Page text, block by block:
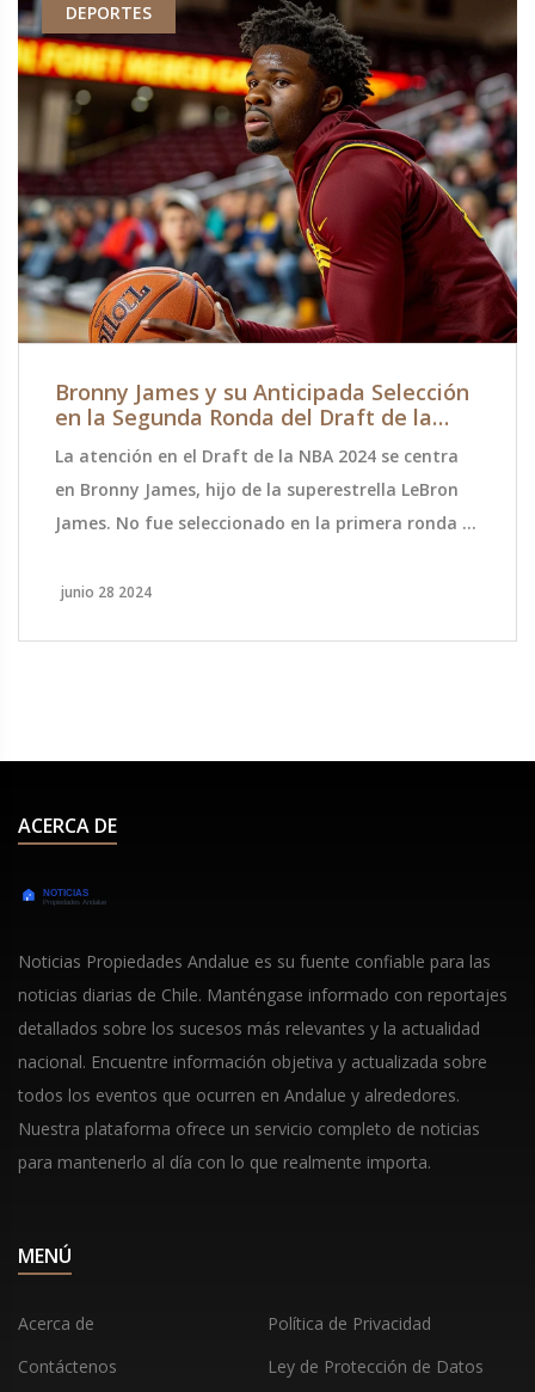
DEPORTES
Bronny James y su Anticipada Selección
en la Segunda Ronda del Draft de la
La atención en el Draft de la NBA 2024 se centra
en Bronny James, hijo de la superestrella LeBron
James. No fue seleccionado en la primera ronda y
segunda sería Los Angeles Lakers. Bronny jugó un
junio 28 2024
ACERCA DE
Noticias Propiedades Andalue es su fuente confiable para las
noticias diarias de Chile. Manténgase informado con reportajes
detallados sobre los sucesos más relevantes y la actualidad
nacional. Encuentre información objetiva y actualizada sobre
todos los eventos que ocurren en Andalue y alrededores.
Nuestra plataforma ofrece un servicio completo de noticias
para mantenerlo al día con lo que realmente importa.
MENÚ
Acerca de
Política de Privacidad
Contáctenos
Ley de Protección de Datos